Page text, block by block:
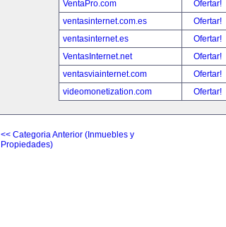
VentaPro.com
Ofertar!
ventasinternet.com.es
Ofertar!
ventasinternet.es
Ofertar!
VentasInternet.net
Ofertar!
ventasviainternet.com
Ofertar!
videomonetization.com
Ofertar!
<< Categoria Anterior (Inmuebles y
Propiedades)